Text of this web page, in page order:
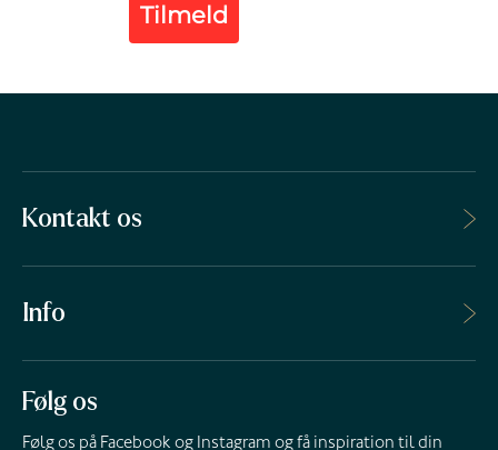
Tilmeld
Kontakt os
Info
Følg os
Følg os på Facebook og Instagram og få inspiration til din